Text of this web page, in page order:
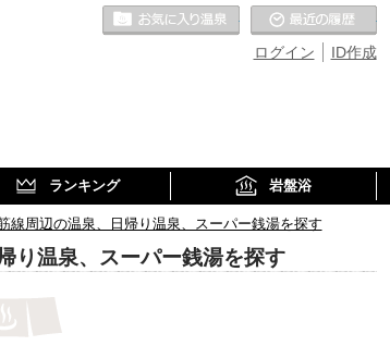
ID作成
ログイン
お気に入りの温泉
ランキング 岩盤浴
線周辺の温泉、日帰り温泉、スーパー銭湯を探す
り温泉、スーパー銭湯を探す